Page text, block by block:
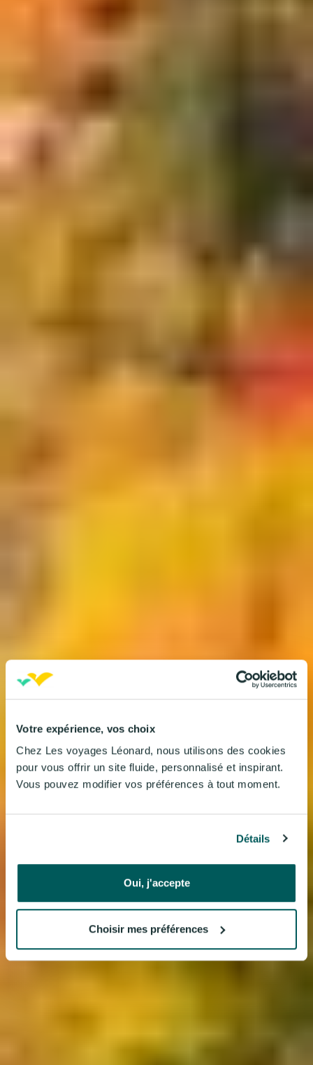
Votre expérience, vos choix
Chez Les voyages Léonard, nous utilisons des cookies
pour vous offrir un site fluide, personnalisé et inspirant.
Vous pouvez modifier vos préférences à tout moment.
Détails
Oui, j'accepte
Choisir mes préférences